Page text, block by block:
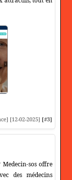
[12-02-2025] [#3]
Medecin-sos offre
des médecins